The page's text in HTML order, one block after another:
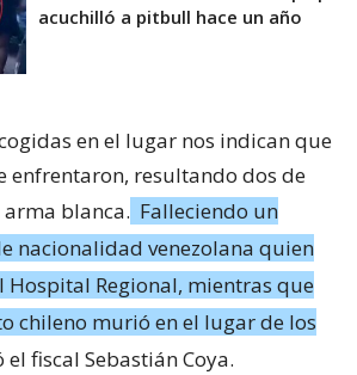
acuchilló a pitbull hace un año
en el lugar nos indican que
enfrentaron, resultando dos de
blanca. Falleciendo un
nacionalidad venezolana quien
Regional, mientras que
chileno murió en el lugar de los
el fiscal Sebastián Coya.